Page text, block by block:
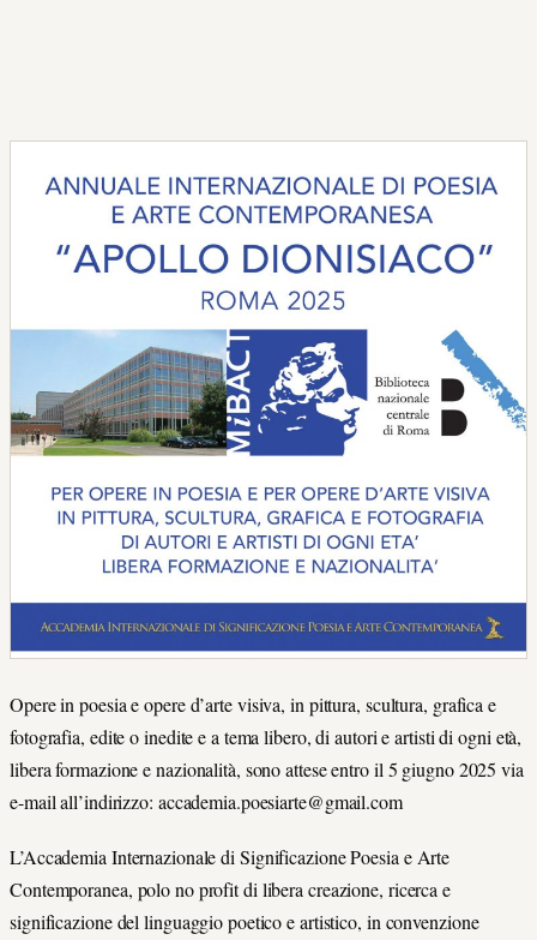
Opere in poesia e opere d’arte visiva, in pittura, scultura, grafica e
fotografia, edite o inedite e a tema libero, di autori e artisti di ogni età,
libera formazione e nazionalità, sono attese entro il 5 giugno 2025 via
e-mail all’indirizzo: accademia.poesiarte@gmail.com
L’Accademia Internazionale di Significazione Poesia e Arte
Contemporanea, polo no profit di libera creazione, ricerca e
significazione del linguaggio poetico e artistico, in convenzione